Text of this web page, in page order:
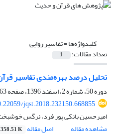
کلیدواژه‌ها =تفاسیر روایی
تعداد مقالات: 1
تحلیل درصد بهره‌مندی تفاسیر
دوره 50، شماره 2، اسفند 1396، صفحه
jqst.2018.232150.668855
امیرحسین بانکی پور فرد، نرگس
مشاهده مقاله
اصل مقاله 358.51 K